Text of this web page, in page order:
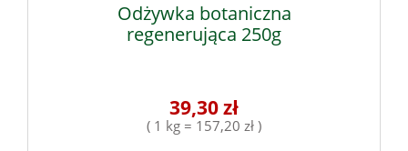
Odżywka botaniczna
regenerująca 250g
39,30 zł
( 1 kg = 157,20 zł )